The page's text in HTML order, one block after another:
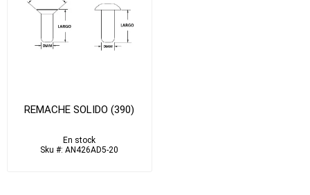
REMACHE SOLIDO (390)
En stock
Sku #: AN426AD5-20